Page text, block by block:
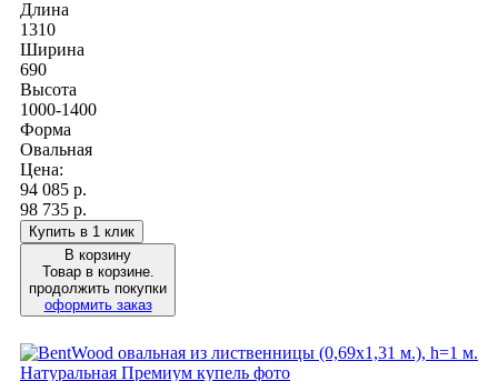
Длина
1310
Ширина
690
Высота
1000-1400
Форма
Овальная
Цена:
94 085 р.
98 735 р.
Купить в 1 клик
В корзину
Товар в корзине.
продолжить покупки
оформить заказ